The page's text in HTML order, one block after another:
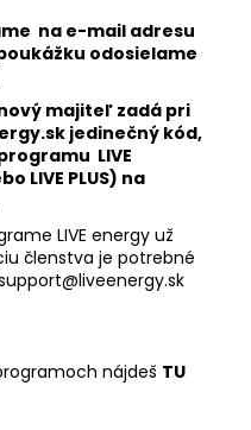
na e-mail adresu
odosielame
majiteľ zadá pri
jedinečný kód,
LIVE
LIVE PLUS) na
LIVE energy už
členstva je potrebné
nájdeš TU